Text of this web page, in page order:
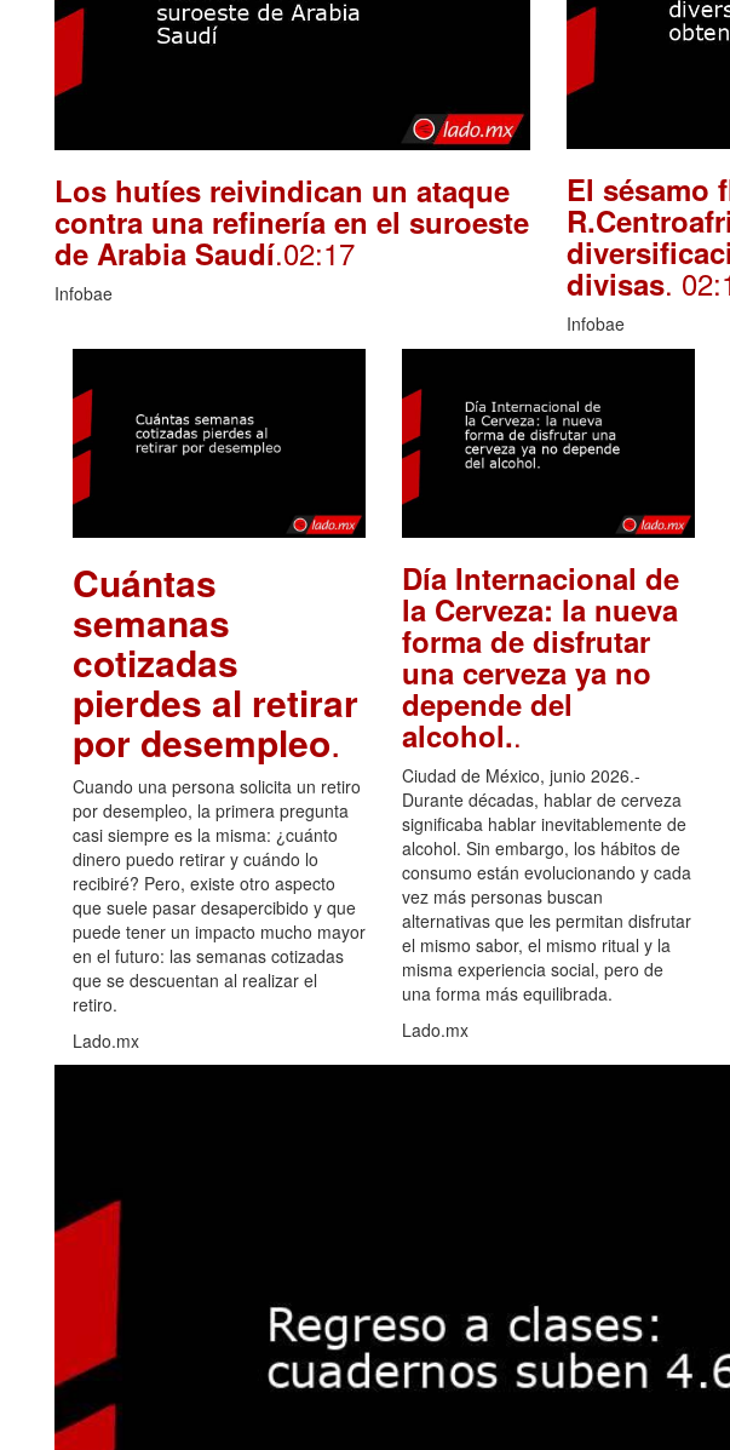
Los hutíes reivindican un ataque
contra una refinería en el suroeste
de Arabia Saudí.02:17
Infobae
El sésamo
divisas.
Infobae
Cuántas
semanas
cotizadas
pierdes al retirar
por desempleo.
Cuando una persona solicita un retiro
por desempleo, la primera pregunta
casi siempre es la misma: ¿cuánto
dinero puedo retirar y cuándo lo
recibiré? Pero, existe otro aspecto
que suele pasar desapercibido y que
puede tener un impacto mucho mayor
en el futuro: las semanas cotizadas
que se descuentan al realizar el
retiro.
Lado.mx
Día Internacional de
la Cerveza: la nueva
forma de disfrutar
una cerveza ya no
depende del
alcohol..
Ciudad de México, junio 2026.-
Durante décadas, hablar de cerveza
significaba hablar inevitablemente de
alcohol. Sin embargo, los hábitos de
consumo están evolucionando y cada
vez más personas buscan
alternativas que les permitan disfrutar
el mismo sabor, el mismo ritual y la
misma experiencia social, pero de
una forma más equilibrada.
Lado.mx